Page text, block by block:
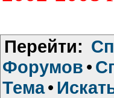
Перейти:
Форумов •
Тема•